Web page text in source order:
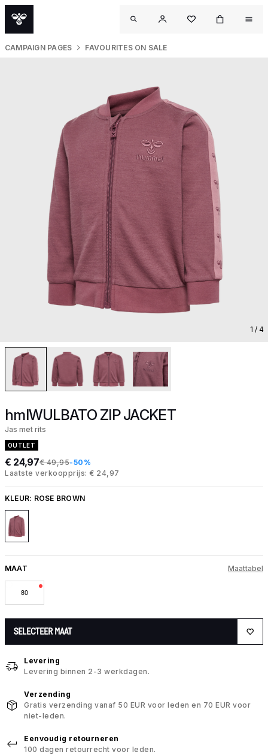
CAMPAIGN PAGES FAVOURITES ON SALE
1 / 4
hmlWULBATO ZIP JACKET
Jas met rits
OUTLET
€ 24,97€ 49,95-50%
Laatste verkoopprijs: € 24,97
KLEUR: ROSE BROWN
MAAT Maattabel
80
SELECTEER MAAT
Levering
Levering binnen 2-3 werkdagen.
Verzending
Gratis verzending vanaf 50 EUR voor leden en 70 EUR voor
niet-leden.
Eenvoudig retourneren
100 dagen retourrecht voor leden.